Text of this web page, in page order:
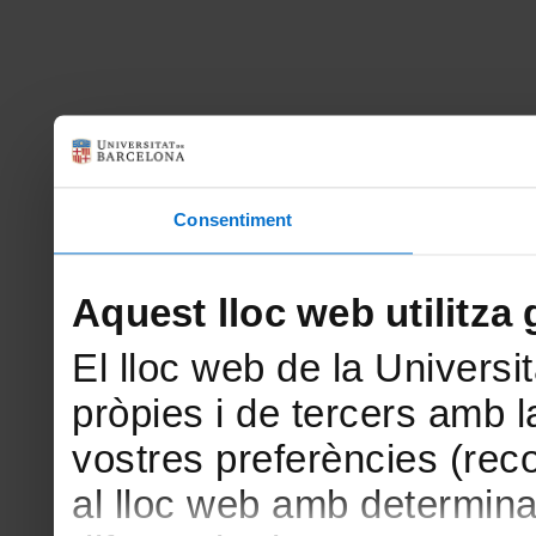
Consentiment
Aquest lloc web utilitza
El lloc web de la
pròpies i de tercers amb
vostres preferències
al lloc web amb